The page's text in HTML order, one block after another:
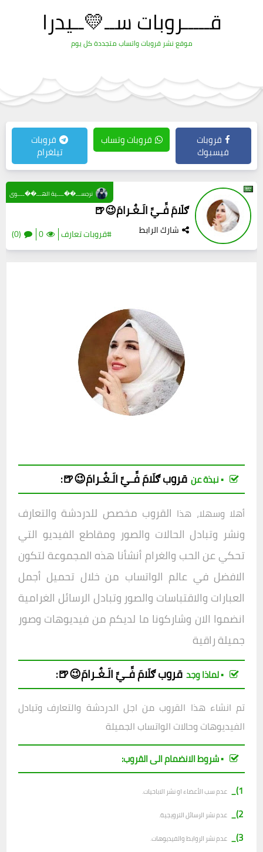
قـــــروبات ســ💛ــيدرا
موقع نشر قروبات واتساب متجددة كل يوم
قروبات
فيسبوك
قروبات وتساب قروبات
تيلغرام
ګلَامَ فِّـيِّ الَـغٌـرامَ😉🍺
شارك الرابط #قروبات تعارف 0
(0)
نرجســـ��ــــية الهـــ��ــــوى
▪︎ نبذة عن قروبګلَامَ فِّـيِّ الَـغٌـرامَ😉🍺:
أهلا وسهلا، هذا القروب مخصص للدردشة والتعارف
ونشر وتبادل الحالات والصور ومقاطع الفيديو التي
تحكي عن الحب والغرام أنشأنا هذه المجموعة لتكون
الافضل في عالم الواتساب من خلال تحميل أجمل
العبارات والاقتباسات والصور وتبادل الرسائل الغرامية
انضموا الان وشاركونا ما لديكم من فيديوهات وصور
جميلة راقية
▪︎ لماذا وجد قروبګلَامَ فِّـيِّ الَـغٌـرامَ😉🍺:
تم انشاء هذا القروب من اجل الدردشة والتعارف وتبادل
الفيديوهات وحالات الواتساب الجميلة
▪︎ شروط الانضمام الى القروب:
1)_
عدم سب الأعضاء او نشر الاباحيات.
2)_ عدم نشر الرسائل الترويجية.
3)_ عدم نشر الروابط والفيديوهات.